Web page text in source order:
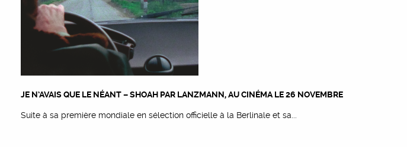
JE N’AVAIS QUE LE NÉANT – SHOAH PAR LANZMANN, AU CINÉMA LE 26 NOVEMBRE
Suite à sa première mondiale en sélection officielle à la Berlinale et sa...